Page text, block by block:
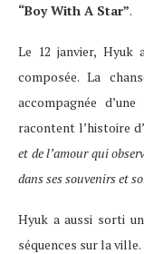
“Boy With A Star”.
Le 12 janvier, Hyuk
composée. La
accompagnée
racontent l’histoire
et de l’amour qui
dans ses souvenirs et
Hyuk a aussi sorti
séquences sur la ville.